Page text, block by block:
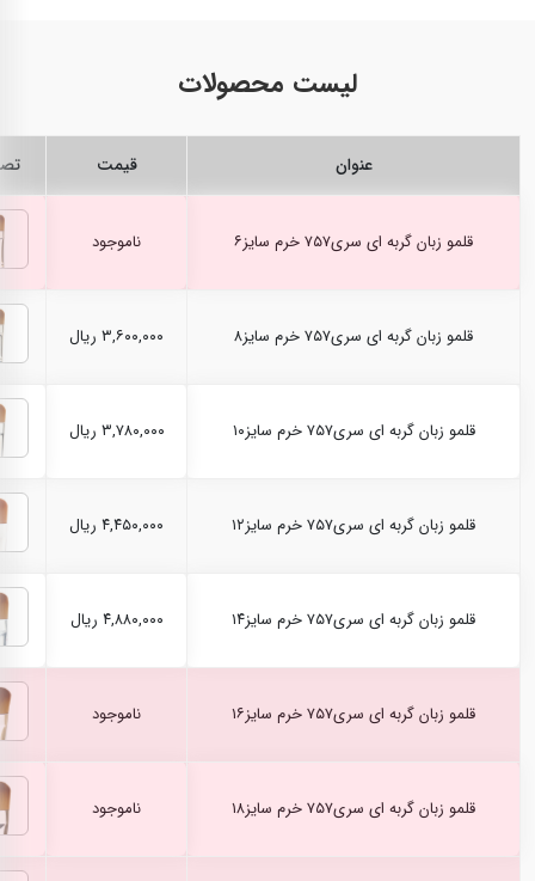
لیست محصولات
عنوان قیمت
قلمو زبان گربه ای سری۷۵۷ خرم سایز۶ ناموجود
قلمو زبان گربه ای سری۷۵۷ خرم سایز۸ ۳,۶۰۰,۰۰۰ ریال
قلمو زبان گربه ای سری۷۵۷ خرم سایز۱۰ ۳,۷۸۰,۰۰۰ ریال
قلمو زبان گربه ای سری۷۵۷ خرم سایز۱۲ ۴,۴۵۰,۰۰۰ ریال
قلمو زبان گربه ای سری۷۵۷ خرم سایز۱۴ ۴,۸۸۰,۰۰۰ ریال
قلمو زبان گربه ای سری۷۵۷ خرم سایز۱۶ ناموجود
قلمو زبان گربه ای سری۷۵۷ خرم سایز۱۸ ناموجود